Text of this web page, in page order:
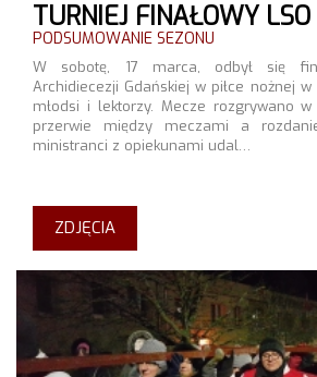
TURNIEJ FINAŁOWY LSO
PODSUMOWANIE SEZONU
W sobotę, 17 marca, odbył się
Archidiecezji Gdańskiej w piłce nożnej
młodsi i lektorzy. Mecze rozgrywano
przerwie między meczami a
ministranci z opiekunami udal…
ZDJĘCIA